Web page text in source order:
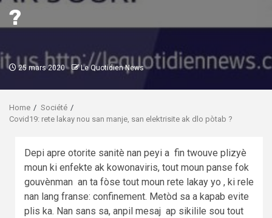
?
25 mars 2020 Le Quotidien News
Home
Société
Covid19: rete lakay nou san manje, san elektrisite ak dlo pòtab ?
Depi apre otorite sanitè nan peyi a fin twouve plizyè
moun ki enfekte ak kowonaviris, tout moun panse fok
gouvènman an ta fòse tout moun rete lakay yo , ki rele
nan lang franse: confinement. Metòd sa a kapab evite
plis ka. Nan sans sa, anpil mesaj ap sikilile sou tout